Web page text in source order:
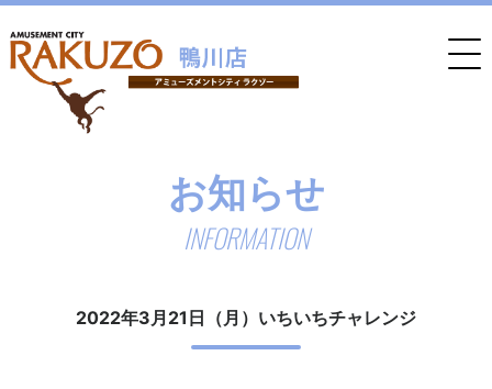
お知らせ
INFORMATION
2022年3月21日（月）いちいちチャレンジ